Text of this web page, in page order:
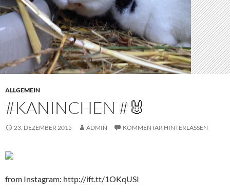
ALLGEMEIN
#KANINCHEN #🐰
23. DEZEMBER 2015 ADMIN KOMMENTAR HINTERLASSEN
from Instagram: http://ift.tt/1OKqUSI